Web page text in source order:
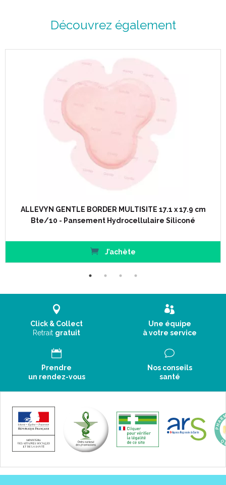
Découvrez également
ALLEVYN GENTLE BORDER MULTISITE 17.1 x 17.9 cm
Bte/10 - Pansement Hydrocellulaire Siliconé
J’achète
Click & Collect
Retrait gratuit
Une équipe
à votre service
Prendre
un rendez-vous
Nos conseils
santé